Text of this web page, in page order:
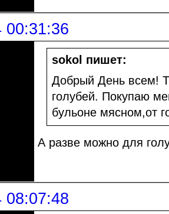
00:31:36
sokol пишет:
Добрый День всем!
голубей. Покупаю
бульоне мясном,от
А разве можно для
08:07:48